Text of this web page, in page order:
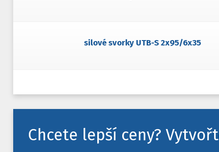
silové svorky UTB-S 2x95/6x35
Chcete lepší ceny?